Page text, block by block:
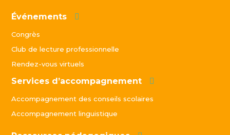
Événements
Congrès
Club de lecture professionnelle
Rendez-vous virtuels
Services d’accompagnement
Accompagnement des conseils scolaires
Accompagnement linguistique